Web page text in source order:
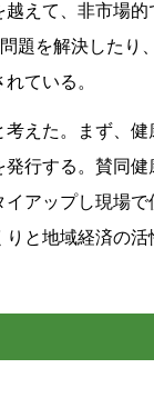
えて、非市場
題を解決した
ている。
えた。まず、健
行する。賛同
アップし現場
と地域経済の活